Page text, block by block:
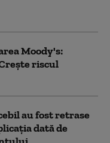
Moody's:
riscul
au fost retrase
dată de